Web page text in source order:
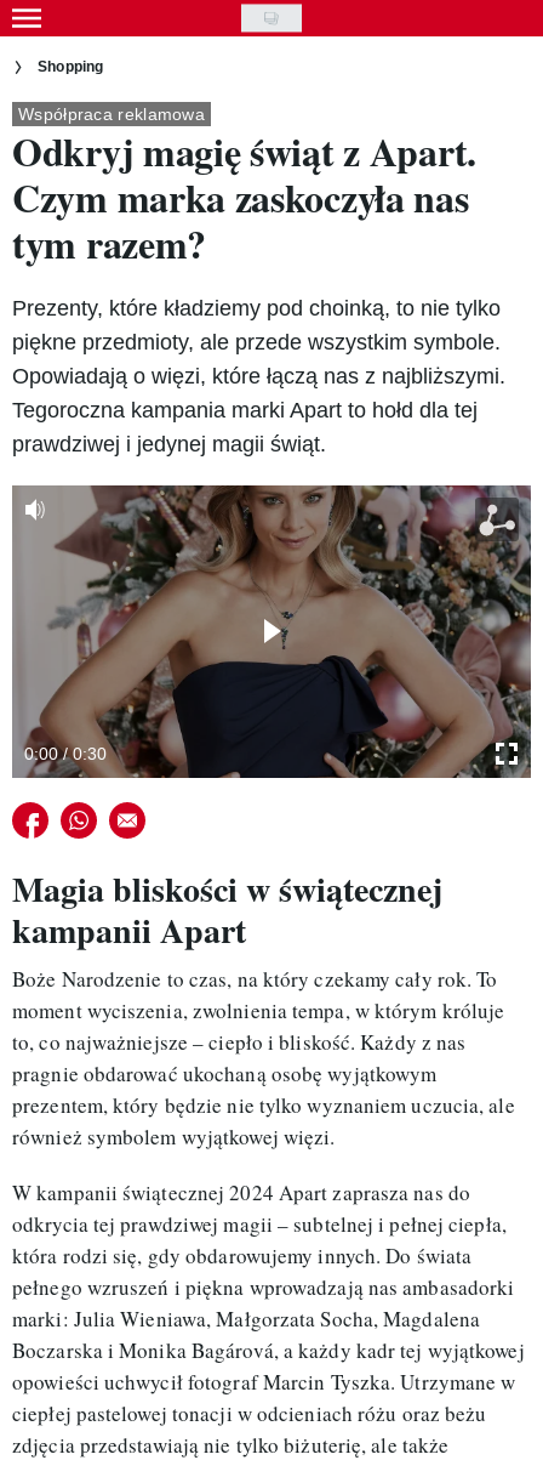
Skip
to
content
Gwiazdy
Ludzie
Moda
Uroda
Styl życia
Kultura
Wideo
Nasze akcje
VIVA!MODA
VIVA!LIFESTYLE
VIVA!MAN
VIVA!PEOPLE POWER
VIVA!ITAKA
MAGAZYN VIVA!
Shopping
Współpraca reklamowa
Odkryj magię świąt z Apart.
Czym marka zaskoczyła nas
tym razem?
Prezenty, które kładziemy pod choinką, to nie tylko
piękne przedmioty, ale przede wszystkim symbole.
Opowiadają o więzi, które łączą nas z najbliższymi.
Tegoroczna kampania marki Apart to hołd dla tej
prawdziwej i jedynej magii świąt.
0:00 / 0:30
Udostępnij na facebook
Udostępnij na whatsapp
E-mail do przyjaciela
Magia bliskości w świątecznej
kampanii Apart
Boże Narodzenie to czas, na który czekamy cały rok. To
moment wyciszenia, zwolnienia tempa, w którym króluje
to, co najważniejsze – ciepło i bliskość. Każdy z nas
pragnie obdarować ukochaną osobę wyjątkowym
prezentem, który będzie nie tylko wyznaniem uczucia, ale
również symbolem wyjątkowej więzi.
W kampanii świątecznej 2024 Apart zaprasza nas do
odkrycia tej prawdziwej magii – subtelnej i pełnej ciepła,
która rodzi się, gdy obdarowujemy innych. Do świata
pełnego wzruszeń i piękna wprowadzają nas ambasadorki
marki: Julia Wieniawa, Małgorzata Socha, Magdalena
Boczarska i Monika Bagárová, a każdy kadr tej wyjątkowej
opowieści uchwycił fotograf Marcin Tyszka. Utrzymane w
ciepłej pastelowej tonacji w odcieniach różu oraz beżu
zdjęcia przedstawiają nie tylko biżuterię, ale także